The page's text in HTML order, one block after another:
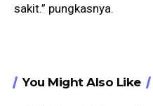
sakit.” pungkasnya.
You Might Also Like